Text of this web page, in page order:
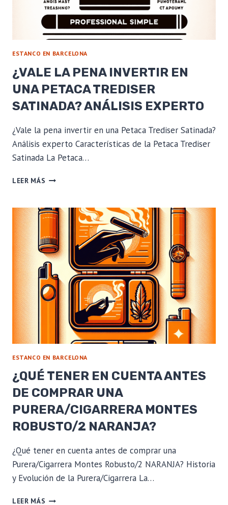
ESTANCO EN BARCELONA
¿VALE LA PENA INVERTIR EN
UNA PETACA TREDISER
SATINADA? ANÁLISIS EXPERTO
¿Vale la pena invertir en una Petaca Trediser Satinada?
Análisis experto Características de la Petaca Trediser
Satinada La Petaca…
LEER MÁS ¿VALE
INVERTIR
EN
PETACA
TREDISER
SATINADA?
ANÁLISIS
EXPERTO
ESTANCO EN BARCELONA
¿QUÉ TENER EN CUENTA ANTES
DE COMPRAR UNA
PURERA/CIGARRERA MONTES
ROBUSTO/2 NARANJA?
¿Qué tener en cuenta antes de comprar una
Purera/Cigarrera Montes Robusto/2 NARANJA? Historia
y Evolución de la Purera/Cigarrera La…
LEER MÁS ¿QUÉ